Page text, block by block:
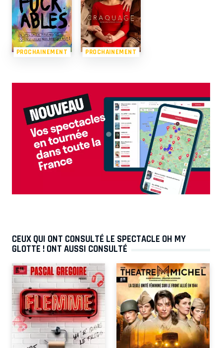
PROCHAINEMENT PROCHAINEMENT
CEUX QUI ONT CONSULTÉ LE SPECTACLE OH MY
GLOTTE ! ONT AUSSI CONSULTÉ